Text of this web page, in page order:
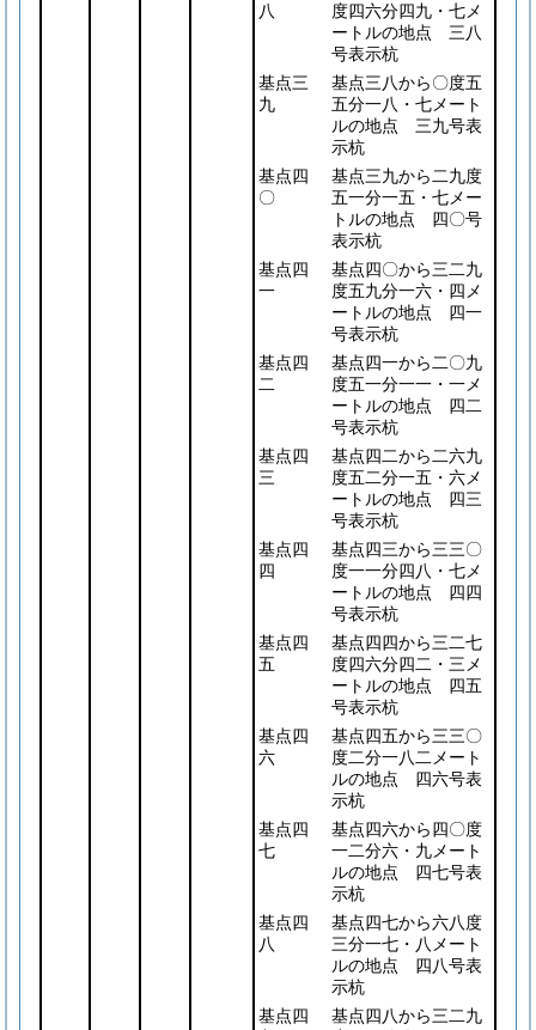
八
度四六分四九・七メ
ートルの地点 三八
号表示杭
基点三
九
基点三八から〇度五
五分一八・七メート
ルの地点 三九号表
示杭
基点四
〇
基点三九から二九度
五一分一五・七メー
トルの地点 四〇号
表示杭
基点四
一
基点四〇から三二九
度五九分一六・四メ
ートルの地点 四一
号表示杭
基点四
二
基点四一から二〇九
度五一分一一・一メ
ートルの地点 四二
号表示杭
基点四
三
基点四二から二六九
度五二分一五・六メ
ートルの地点 四三
号表示杭
基点四
四
基点四三から三三〇
度一一分四八・七メ
ートルの地点 四四
号表示杭
基点四
五
基点四四から三二七
度四六分四二・三メ
ートルの地点 四五
号表示杭
基点四
六
基点四五から三三〇
度二分一八二メート
ルの地点 四六号表
示杭
基点四
七
基点四六から四〇度
一二分六・九メート
ルの地点 四七号表
示杭
基点四
八
基点四七から六八度
三分一七・八メート
ルの地点 四八号表
示杭
基点四
基点四八から三二九